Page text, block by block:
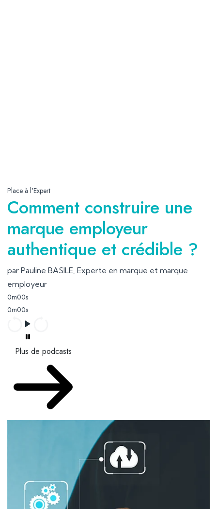
Place à l'Expert
Comment construire une
marque employeur
authentique et crédible ?
par Pauline BASILE, Experte en marque et marque
employeur
0m00s
0m00s
Plus de podcasts